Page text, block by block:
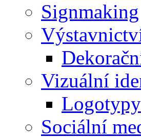
Signmaking
Vizuální
Logotypy
Sociální